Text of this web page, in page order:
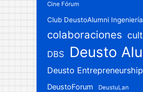
Cine Fórum
Club DeustoAlumni Ingeniería
colaboraciones
DBS Deusto
Deusto
DeustoForum DeustuLan